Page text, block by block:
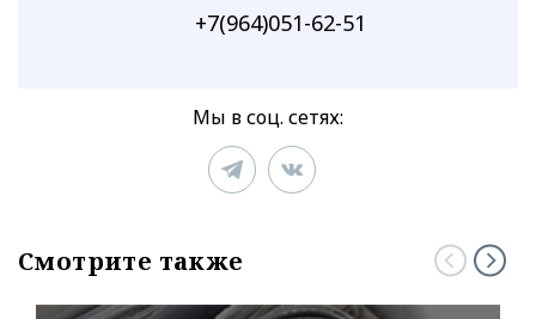
+7(964)051-62-51
Мы в соц. сетях:
Смотрите также